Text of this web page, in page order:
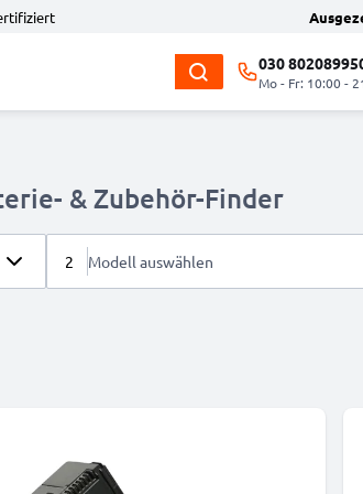
030
Mo - Fr: 10:00 -
& Zubehör-Finder
2 Modell auswählen